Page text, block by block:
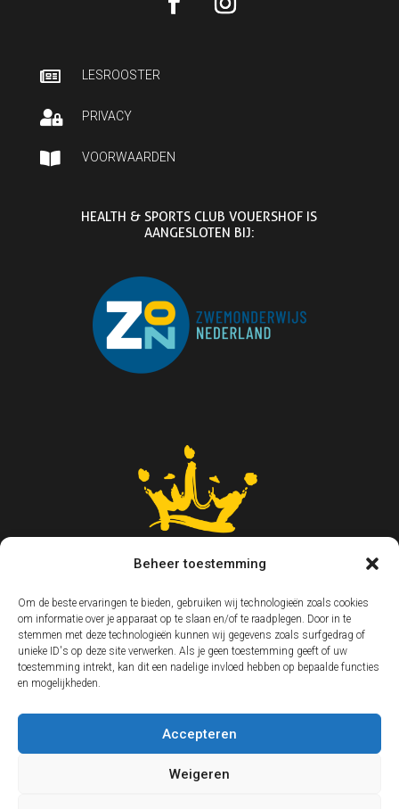
Beheer toestemming
Om de beste ervaringen te bieden, gebruiken wij technologieën zoals cookies
om informatie over je apparaat op te slaan en/of te raadplegen. Door in te
stemmen met deze technologieën kunnen wij gegevens zoals surfgedrag of
unieke ID's op deze site verwerken. Als je geen toestemming geeft of uw
toestemming intrekt, kan dit een nadelige invloed hebben op bepaalde functies
en mogelijkheden.
Accepteren
Weigeren
 LESROOSTER
 PRIVACY
 VOORWAARDEN
HEALTH & SPORTS CLUB VOUERSHOF IS
AANGESLOTEN BIJ: